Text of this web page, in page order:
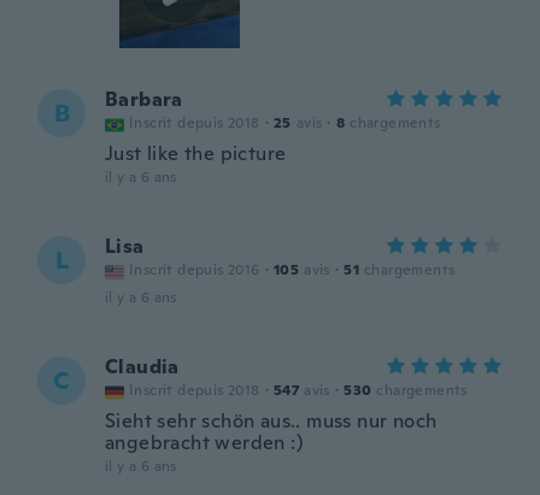
B Barbara
Inscrit depuis 2018 · 25 avis · 8 chargements
Just like the picture
il y a 6 ans
L Lisa
Inscrit depuis 2016 · 105 avis · 51 chargements
il y a 6 ans
C Claudia
Inscrit depuis 2018 · 547 avis · 530 chargements
Sieht sehr schön aus.. muss nur noch
angebracht werden :)
il y a 6 ans